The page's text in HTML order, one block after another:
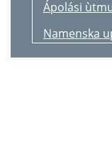
Ápolási
Namenska
Varnostna